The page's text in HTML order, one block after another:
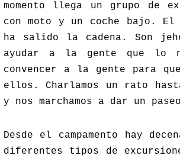
momento llega un grupo de
con moto y un coche bajo.
ha salido la cadena. Son
ayudar a la gente que lo
convencer a la gente para
ellos. Charlamos un rato
y nos marchamos a dar un
Desde el campamento hay
diferentes tipos de